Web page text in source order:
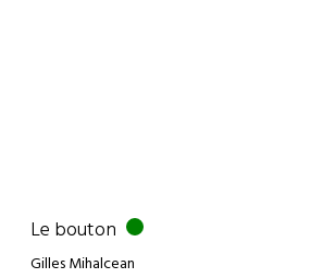
Le bouton
Gilles Mihalcean